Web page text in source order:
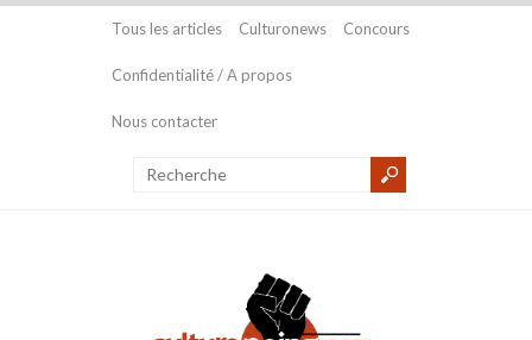
Tous les articles Culturonews Concours
Confidentialité / A propos
Nous contacter